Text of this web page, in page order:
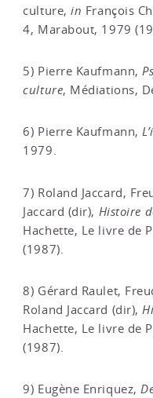
culture,in François
4, Marabout, 1979
5) Pierre Kaufmann,
culture, Médiations,
6) Pierre Kaufmann,
1979.
7) Roland Jaccard,
Jaccard (dir), Histoire
Hachette, Le livre de
(1987).
8) Gérard Raulet,
Roland Jaccard (dir),
Hachette, Le livre de
(1987).
9) Eugène Enriquez,